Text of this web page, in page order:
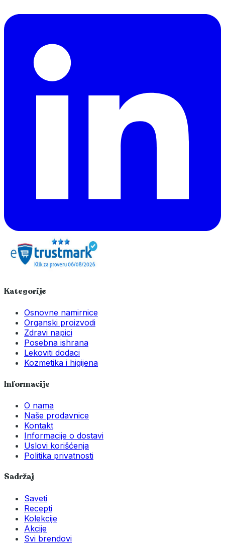
Kategorije
Osnovne namirnice
Organski proizvodi
Zdravi napici
Posebna ishrana
Lekoviti dodaci
Kozmetika i higijena
Informacije
O nama
Naše prodavnice
Kontakt
Informacije o dostavi
Uslovi korišćenja
Politika privatnosti
Sadržaj
Saveti
Recepti
Kolekcije
Akcije
Svi brendovi